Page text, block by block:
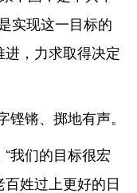
实现这一目标的
，力求取得决定
锵、掷地有声。
们的目标很宏
姓过上更好的日